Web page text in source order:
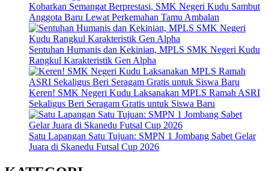
Kobarkan Semangat Berprestasi, SMK Negeri Kudu Sambut
Anggota Baru Lewat Perkemahan Tamu Ambalan
Sentuhan Humanis dan Kekinian, MPLS SMK Negeri Kudu
Rangkul Karakteristik Gen Alpha
Keren! SMK Negeri Kudu Laksanakan MPLS Ramah ASRI
Sekaligus Beri Seragam Gratis untuk Siswa Baru
Satu Lapangan Satu Tujuan: SMPN 1 Jombang Sabet Gelar
Juara di Skanedu Futsal Cup 2026